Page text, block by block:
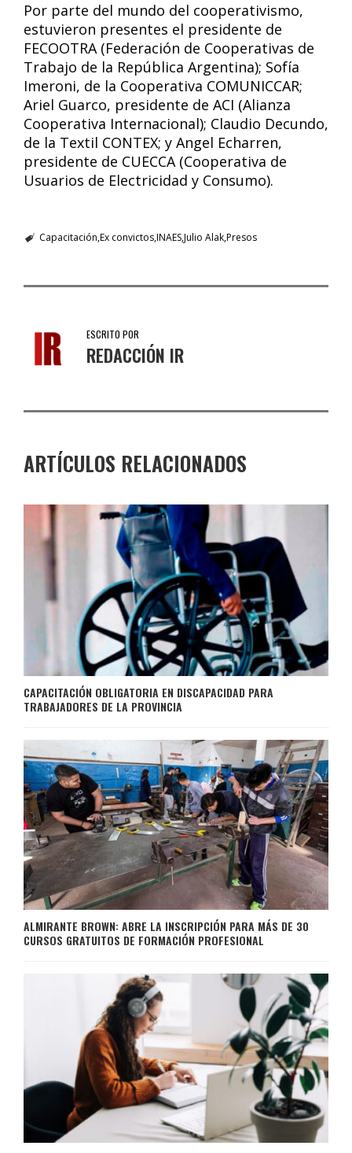
Por parte del mundo del cooperativismo,
estuvieron presentes el presidente de
FECOOTRA (Federación de Cooperativas de
Trabajo de la República Argentina); Sofía
Imeroni, de la Cooperativa COMUNICCAR;
Ariel Guarco, presidente de ACI (Alianza
Cooperativa Internacional); Claudio Decundo,
de la Textil CONTEX; y Angel Echarren,
presidente de CUECCA (Cooperativa de
Usuarios de Electricidad y Consumo).
Capacitación Ex convictosINAESJulio AlakPresos
ESCRITO POR
REDACCIÓN IR
ARTÍCULOS RELACIONADOS
CAPACITACIÓN OBLIGATORIA EN DISCAPACIDAD PARA
TRABAJADORES DE LA PROVINCIA
ALMIRANTE BROWN: ABRE LA INSCRIPCIÓN PARA MÁS DE 30
CURSOS GRATUITOS DE FORMACIÓN PROFESIONAL